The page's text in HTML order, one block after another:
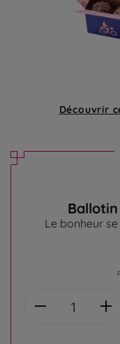
Découvrir
Le bonheur